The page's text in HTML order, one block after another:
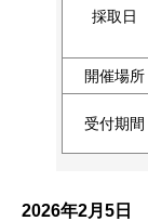
採取日
開催場所
受付期間
2026年2月5日